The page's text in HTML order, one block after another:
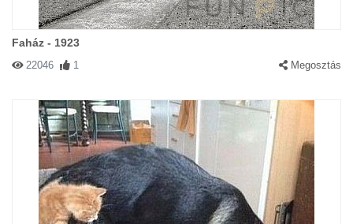
Faház - 1923
22046 1 Megosztás